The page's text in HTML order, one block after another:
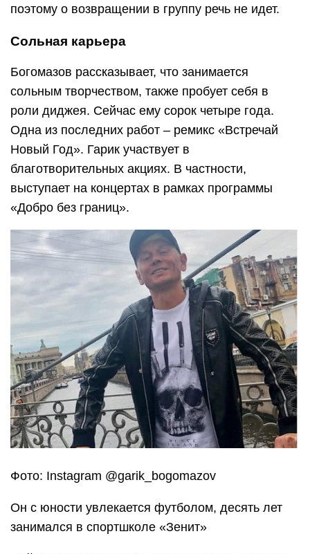
поэтому о возвращении в группу речь не идет.
Сольная карьера
Богомазов рассказывает, что занимается
сольным творчеством, также пробует себя в
роли диджея. Сейчас ему сорок четыре года.
Одна из последних работ – ремикс «Встречай
Новый Год». Гарик участвует в
благотворительных акциях. В частности,
выступает на концертах в рамках программы
«Добро без границ».
Фото: Instagram @garik_bogomazov
Он с юности увлекается футболом, десять лет
занимался в спортшколе «Зенит»